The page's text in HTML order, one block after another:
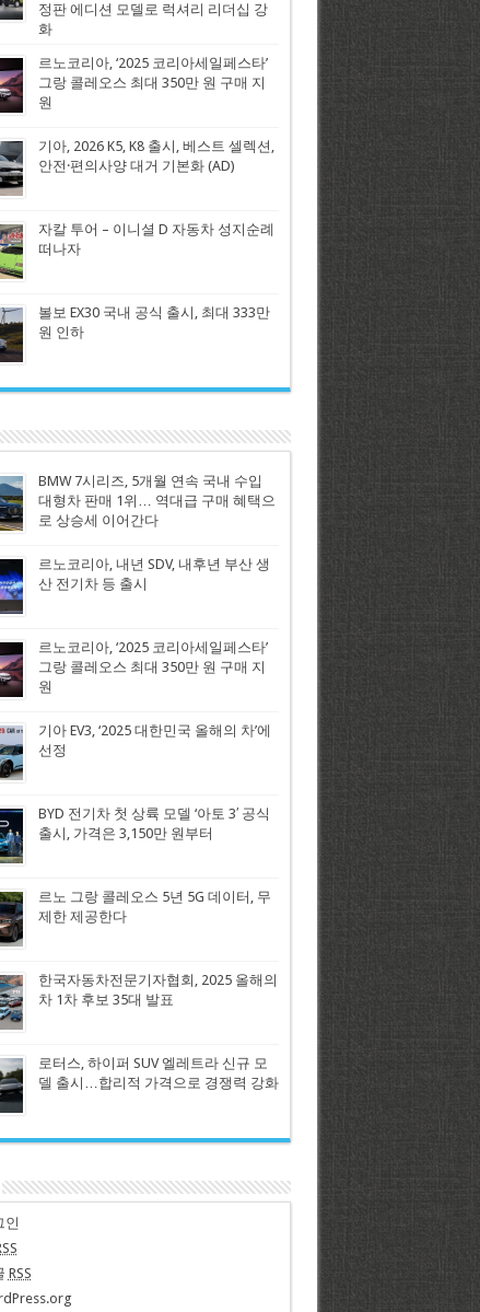
정판 에디션 모델로 럭셔리 리더십 강
화
르노코리아, ‘2025 코리아세일페스타’
그랑 콜레오스 최대 350만 원 구매 지
원
기아, 2026 K5, K8 출시, 베스트 셀렉션,
안전·편의사양 대거 기본화 (AD)
자칼 투어 – 이니셜 D 자동차 성지순례
떠나자
볼보 EX30 국내 공식 출시, 최대 333만
원 인하
BMW 7시리즈, 5개월 연속 국내 수입
대형차 판매 1위… 역대급 구매 혜택으
로 상승세 이어간다
르노코리아, 내년 SDV, 내후년 부산 생
산 전기차 등 출시
르노코리아, ‘2025 코리아세일페스타’
그랑 콜레오스 최대 350만 원 구매 지
원
기아 EV3, ‘2025 대한민국 올해의 차’에
선정
BYD 전기차 첫 상륙 모델 ‘아토 3′ 공식
출시, 가격은 3,150만 원부터
르노 그랑 콜레오스 5년 5G 데이터, 무
제한 제공한다
한국자동차전문기자협회, 2025 올해의
차 1차 후보 35대 발표
로터스, 하이퍼 SUV 엘레트라 신규 모
델 출시…합리적 가격으로 경쟁력 강화
인
RSS